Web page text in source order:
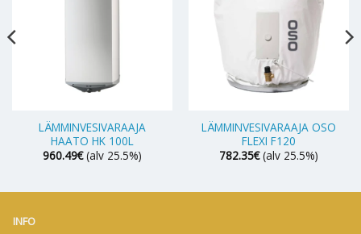
LÄMMINVESIVARAAJA
HAATO HK 100L
960.49€ (alv 25.5%)
LÄMMINVESIVARAAJA OSO
FLEXI F120
782.35€ (alv 25.5%)
INFO